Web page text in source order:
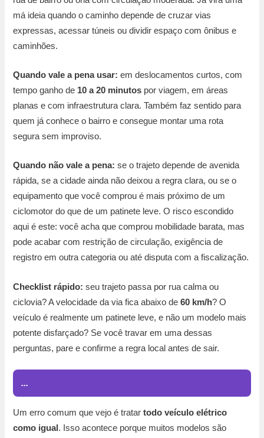
má ideia quando o caminho depende de cruzar vias
expressas, acessar túneis ou dividir espaço com ônibus e
caminhões.
Quando vale a pena usar: em deslocamentos curtos, com
tempo ganho de 10 a 20 minutos por viagem, em áreas
planas e com infraestrutura clara. Também faz sentido para
quem já conhece o bairro e consegue montar uma rota
segura sem improviso.
Quando não vale a pena: se o trajeto depende de avenida
rápida, se a cidade ainda não deixou a regra clara, ou se o
equipamento que você comprou é mais próximo de um
ciclomotor do que de um patinete leve. O risco escondido
aqui é este: você acha que comprou mobilidade barata, mas
pode acabar com restrição de circulação, exigência de
registro em outra categoria ou até disputa com a fiscalização.
Checklist rápido: seu trajeto passa por rua calma ou
ciclovia? A velocidade da via fica abaixo de60 km/h? O
veículo é realmente um patinete leve, e não um modelo mais
potente disfarçado? Se você travar em uma dessas
perguntas, pare e confirme a regra local antes de sair.
...
Um erro comum que vejo é tratartodo veículo elétrico
como igual . Isso acontece porque muitos modelos são